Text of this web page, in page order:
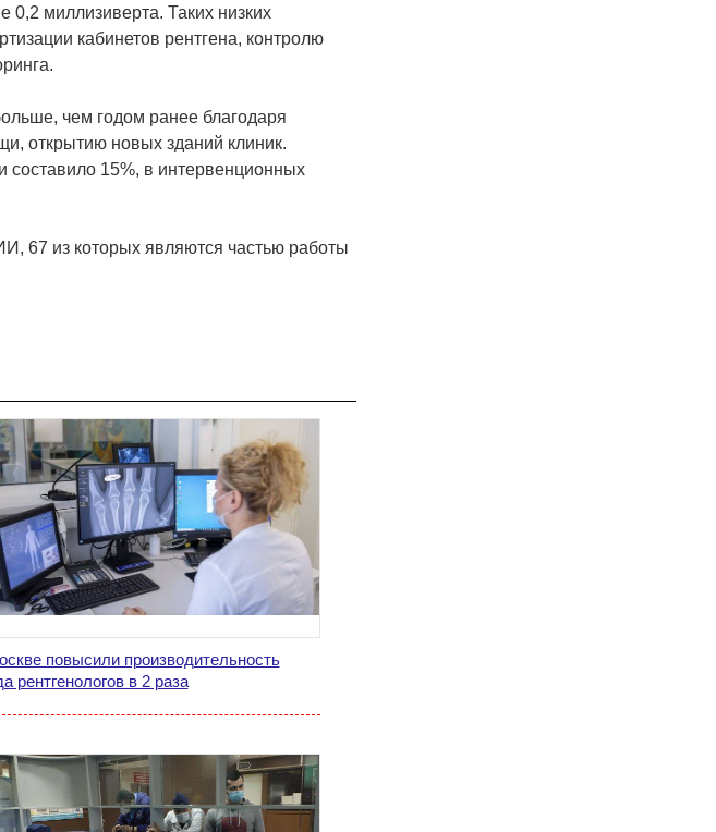
0,2 миллизиверта. Таких низких
кабинетов рентгена, контролю
чем годом ранее благодаря
открытию новых зданий клиник.
составило 15%, в интервенционных
67 из которых являются частью работы
повысили производительность
рентгенологов в 2 раза